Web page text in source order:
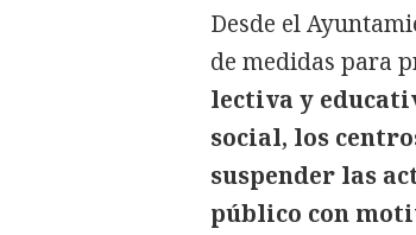
Desde el
de medidas para
lectiva y
social, los
suspender las
público con